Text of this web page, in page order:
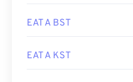
EAT A BST
EAT A KST